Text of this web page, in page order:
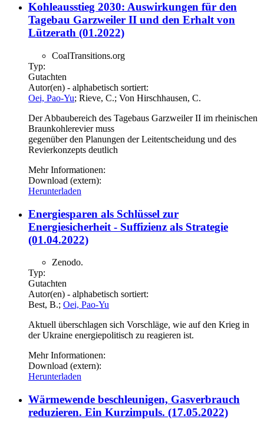
Kohleausstieg 2030: Auswirkungen für den
Tagebau Garzweiler II und den Erhalt von
Lützerath (01.2022)
CoalTransitions.org
Typ:
Gutachten
Autor(en) - alphabetisch sortiert:
Oei, Pao-Yu; Rieve, C.; Von Hirschhausen, C.
Der Abbaubereich des Tagebaus Garzweiler II im rheinischen
Braunkohlerevier muss
gegenüber den Planungen der Leitentscheidung und des
Revierkonzepts deutlich
Mehr Informationen:
Download (extern):
Herunterladen
Energiesparen als Schlüssel zur
Energiesicherheit - Suffizienz als Strategie
(01.04.2022)
Zenodo.
Typ:
Gutachten
Autor(en) - alphabetisch sortiert:
Best, B.; Oei, Pao-Yu
Aktuell überschlagen sich Vorschläge, wie auf den Krieg in
der Ukraine energiepolitisch zu reagieren ist.
Mehr Informationen:
Download (extern):
Herunterladen
Wärmewende beschleunigen, Gasverbrauch
reduzieren. Ein Kurzimpuls. (17.05.2022)